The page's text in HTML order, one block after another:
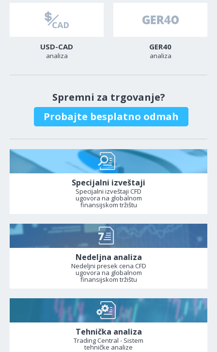
USD-CAD
analiza
GER40
analiza
Spremni za trgovanje?
Probajte besplatno odmah
Specijalni izveštaji
Specijalni izveštaji CFD
ugovora na globalnom
finansijskom tržištu
Nedeljna analiza
Nedeljni presek cena CFD
ugovora na globalnom
finansijskom tržištu
Tehnička analiza
Trading Central - Sistem
tehničke analize